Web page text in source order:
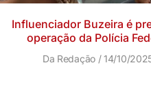
Influenciador Buzeira é
operação da Polícia
Da Redação 14/10/